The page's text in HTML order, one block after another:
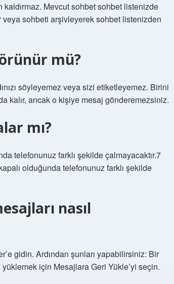
Mevcut sohbet sohbet listenizde
sohbeti arşivleyerek sohbet listenizden
mü?
söyleyemez veya sizi etiketleyemez. Birini
kalır, ancak o kişiye mesaj gönderemezsiniz.
mı?
telefonunuz farklı şekilde çalmayacaktır.7
olduğunda telefonunuz farklı şekilde
nasıl
gidin. Ardından şunları yapabilirsiniz: Bir
için Mesajlara Geri Yükle’yi seçin.